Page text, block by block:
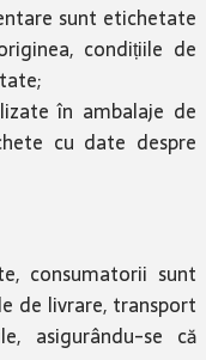
sunt etichetate
condițiile de
în ambalaje de
cu date despre
consumatorii sunt
de livrare, transport
asigurându-se că